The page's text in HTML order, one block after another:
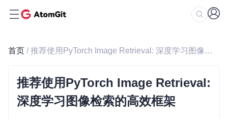
首页 / 推荐使用PyTorch Image Retrieval: 深度学习图像检索的高效框架
推荐使用PyTorch Image Retrieval:
深度学习图像检索的高效框架